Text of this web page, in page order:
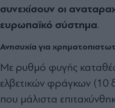
συνεχίσουν οι
ευρωπαϊκό σύστημα.
Ανησυχία για
Με ρυθμό φυγής
ελβετικών φράγκων (10
που μάλιστα